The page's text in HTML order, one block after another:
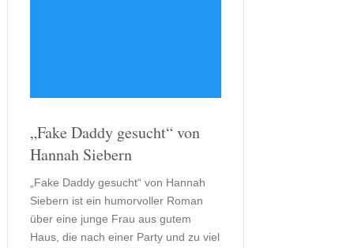
„Fake Daddy gesucht“ von
Hannah Siebern
„Fake Daddy gesucht“ von Hannah
Siebern ist ein humorvoller Roman
über eine junge Frau aus gutem
Haus, die nach einer Party und zu viel